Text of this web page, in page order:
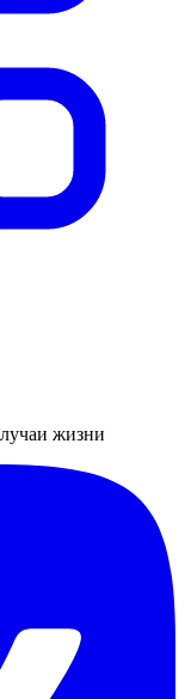
жизни